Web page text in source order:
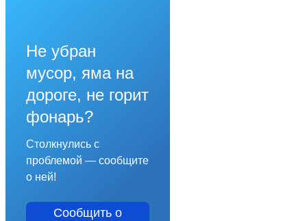
Не убран
мусор, яма на
дороге, не горит
фонарь?
Столкнулись с
проблемой — сообщите
о ней!
Сообщить о